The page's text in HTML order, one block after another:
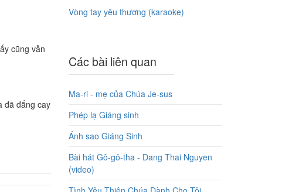
cũng vẫn
đã đắng cay
Vòng tay yêu thương (karaoke)
Các bài liên quan
Ma-ri - mẹ của Chúa Je-sus
Phép lạ Giáng sinh
Ánh sao Giáng Sinh
Bài hát Gô-gô-tha - Dang Thai Nguyen
(video)